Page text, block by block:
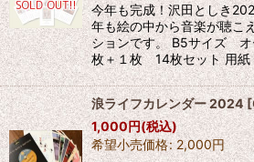
今年も完成！沢田としき
年も絵の中から音楽が聴こ
ションです。 B5サイズ オ
枚＋１枚 14枚セット 用紙
浪ライフカレンダー 2024 [
1,000円(税込)
希望小売価格: 2,000円